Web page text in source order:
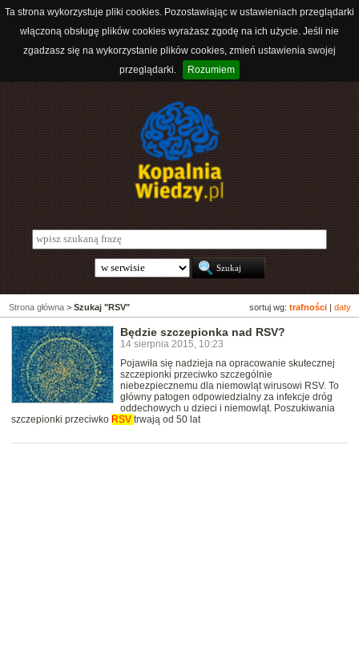
Ta strona wykorzystuje pliki cookies. Pozostawiając w ustawieniach przeglądarki
włączoną obsługę plików cookies wyrażasz zgodę na ich użycie. Jeśli nie
zgadzasz się na wykorzystanie plików cookies, zmień ustawienia swojej
przeglądarki.
Rozumiem
sortuj wg: trafności daty
Strona główna > Szukaj "RSV"
Będzie szczepionka nad RSV?
14 sierpnia 2015, 10:23
Pojawiła się nadzieja na opracowanie skutecznej
szczepionki przeciwko szczególnie
niebezpiecznemu dla niemowląt wirusowi RSV. To
główny patogen odpowiedzialny za infekcje dróg
oddechowych u dzieci i niemowląt. Poszukiwania
szczepionki przeciwko RSV trwają od 50 lat